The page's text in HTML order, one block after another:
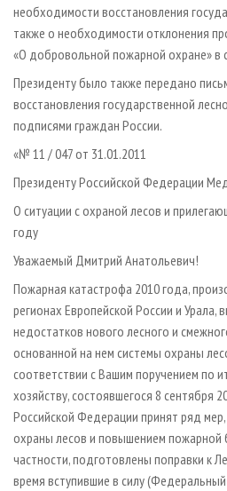
необходимости восстановления
также о необходимости отклонения
«О добровольной пожарной охране» в
Президенту было также передано
восстановления государственной
подписями граждан России.
«№ 11 / 047 от 31.01.2011
Президенту Российской Федерации
О ситуации с охраной лесов и
году
Уважаемый Дмитрий Анатольевич!
Пожарная катастрофа 2010 года,
регионах Европейской России и Урала,
недостатков нового лесного и
основанной на нем системы охраны
соответствии с Вашим поручением по
хозяйству, состоявшегося 8 сентября
Российской Федерации принят ряд
охраны лесов и повышением пожарной
частности, подготовлены поправки к
время вступившие в силу